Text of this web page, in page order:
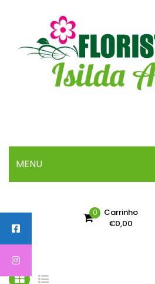
MENU
ARRANJOS
BOUQUETS
0
Carrinho
€0,00